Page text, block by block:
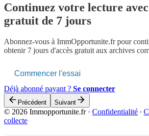
Continuez votre lecture
gratuit de 7 jours
Abonnez-vous à ImmOpportunite.frpour
obtenir 7 jours d'accès gratuit aux archives
Commencer l'essai
Déjà abonné payant ? Se connecter
Précédent Suivant
© 2026 Immopportunite.fr· Confidentialité ∙
collecte